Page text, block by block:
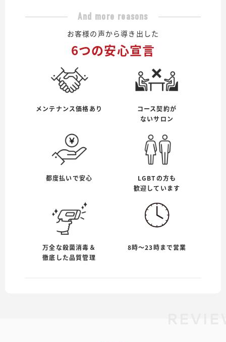
And more reasons
お客様の声から導き出した
6つの安心宣言
メンテナンス価格あり
コース契約が
ないサロン
都度払いで安心
LGBTの方も
歓迎しています
万全な殺菌消毒＆
徹底した品質管理
8時〜23時まで営業